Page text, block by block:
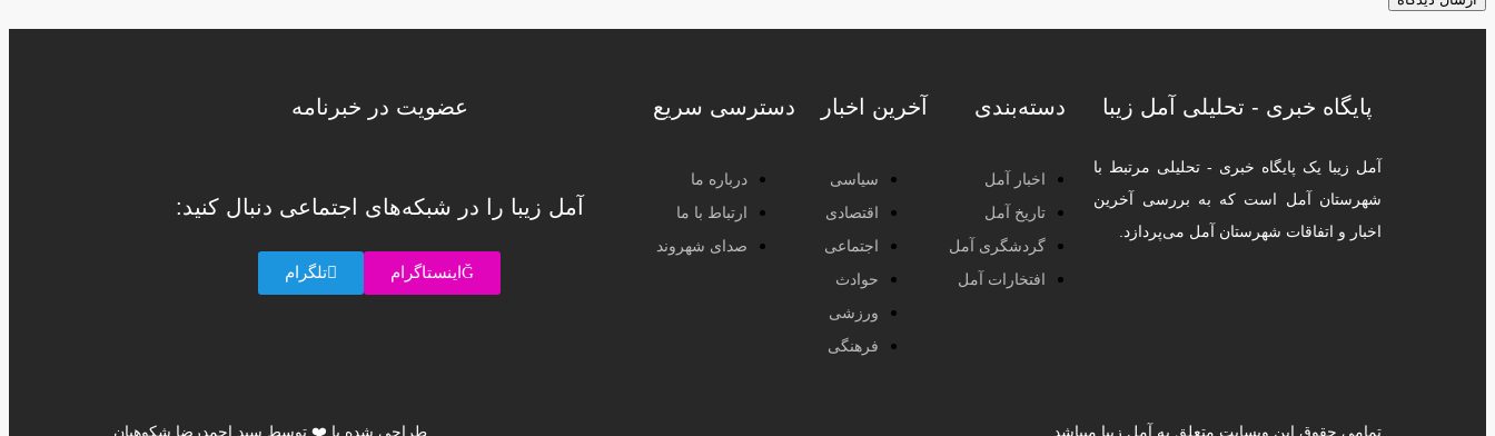
پایگاه خبری - تحلیلی آمل زیبا
آمل زیبا یک پایگاه خبری - تحلیلی مرتبط با
شهرستان آمل است که به بررسی آخرین
اخبار و اتفاقات شهرستان آمل می‌پردازد.
دسته‌بندی
اخبار آمل
تاریخ آمل
گردشگری آمل
افتخارات آمل
آخرین اخبار
سیاسی
اقتصادی
اجتماعی
حوادث
ورزشی
فرهنگی
دسترسی سریع
درباره ما
ارتباط با ما
صدای شهروند
عضویت در خبرنامه
آمل زیبا را در شبکه‌های اجتماعی دنبال کنید:
اینستاگرام تلگرام
تمامی حقوق این وبسایت متعلق به آمل زیبا میباشد. طراحی شده با ❤️ توسط سید احمدرضا شکوهیان